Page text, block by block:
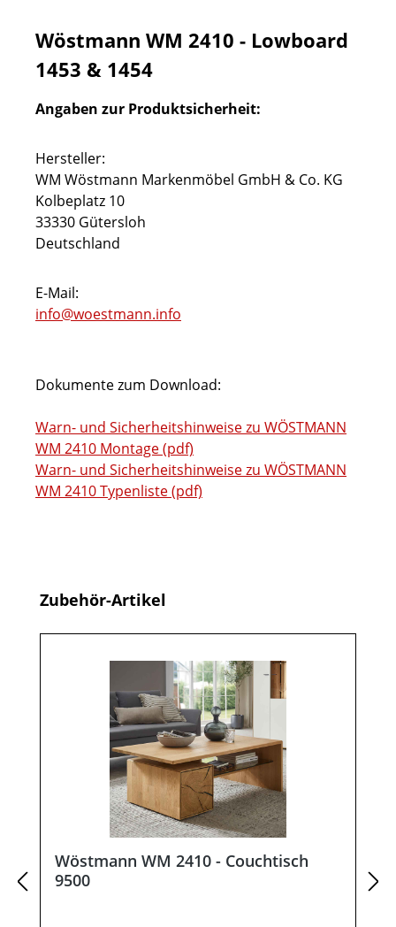
Wöstmann WM 2410 - Lowboard
1453 & 1454
Angaben zur Produktsicherheit:
Hersteller:
WM Wöstmann Markenmöbel GmbH & Co. KG
Kolbeplatz 10
33330 Gütersloh
Deutschland
E-Mail:
info@woestmann.info
Dokumente zum Download:
Warn- und Sicherheitshinweise zu WÖSTMANN
WM 2410 Montage (pdf)
Warn- und Sicherheitshinweise zu WÖSTMANN
WM 2410 Typenliste (pdf)
Produktgalerie überspringen
Zubehör-Artikel
Wöstmann WM 2410 - Couchtisch
9500